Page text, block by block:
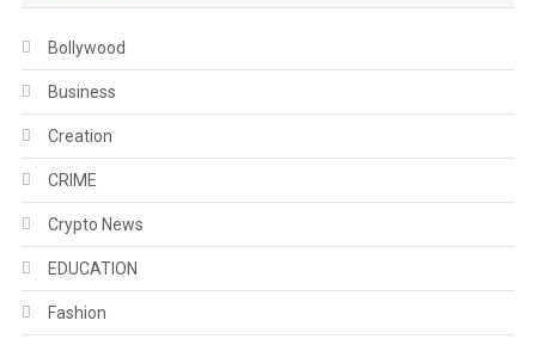
Bollywood
Business
Creation
CRIME
Crypto News
EDUCATION
Fashion